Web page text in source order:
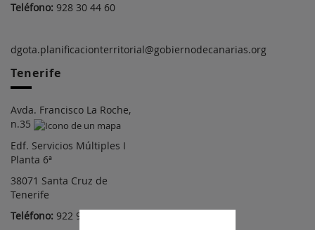
Teléfono: 928 30 44 60
dgota.planificacionterritorial@gobiernodecanarias.org
Tenerife
Avda. Francisco La Roche,
n.35
Edf. Servicios Múltiples I
Planta 6ª
38071 Santa Cruz de
Tenerife
Teléfono: 922 92 24 55